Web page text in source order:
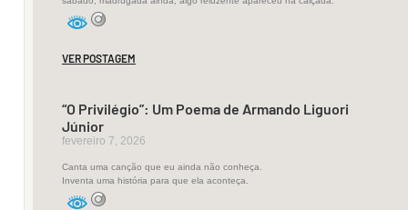
interior.
Em
Esculpir
VER POSTAGEM
“O Privilégio”: Um Poema de Armando Liguori
Júnior
fevereiro 7, 2026
Canta uma canção que eu ainda não conheça.
Inventa uma história para que ela aconteça.